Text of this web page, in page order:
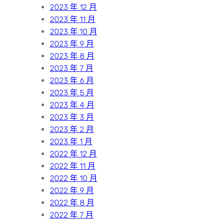
2023 年 12 月
2023 年 11 月
2023 年 10 月
2023 年 9 月
2023 年 8 月
2023 年 7 月
2023 年 6 月
2023 年 5 月
2023 年 4 月
2023 年 3 月
2023 年 2 月
2023 年 1 月
2022 年 12 月
2022 年 11 月
2022 年 10 月
2022 年 9 月
2022 年 8 月
2022 年 7 月